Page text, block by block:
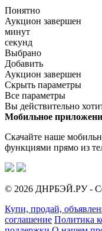
Понятно
Аукцион завершен
минут
секунд
Выбрано
Добавить
Аукцион завершен
Скрыть параметры
Все параметры
Вы действительно
Мобильное
Скачайте наше
функциями прямо из
© 2026 ДНРБЭЙ.РУ -
Купи, продай,
соглашение Политика